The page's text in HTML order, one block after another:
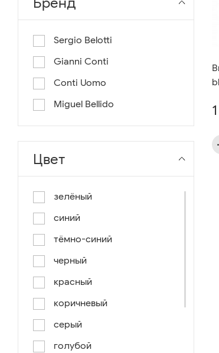
Sergio Belotti
Gianni Conti
Conti Uomo
Miguel Bellido
Цвет
зелёный
синий
тёмно-синий
черный
красный
коричневый
серый
голубой